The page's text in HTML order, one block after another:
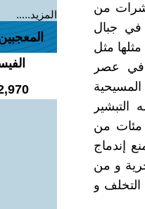
من
في جبال
مثل
في عصر
المسيحية
مئات من
إندماج
و من
التخلف و
المزيد.....